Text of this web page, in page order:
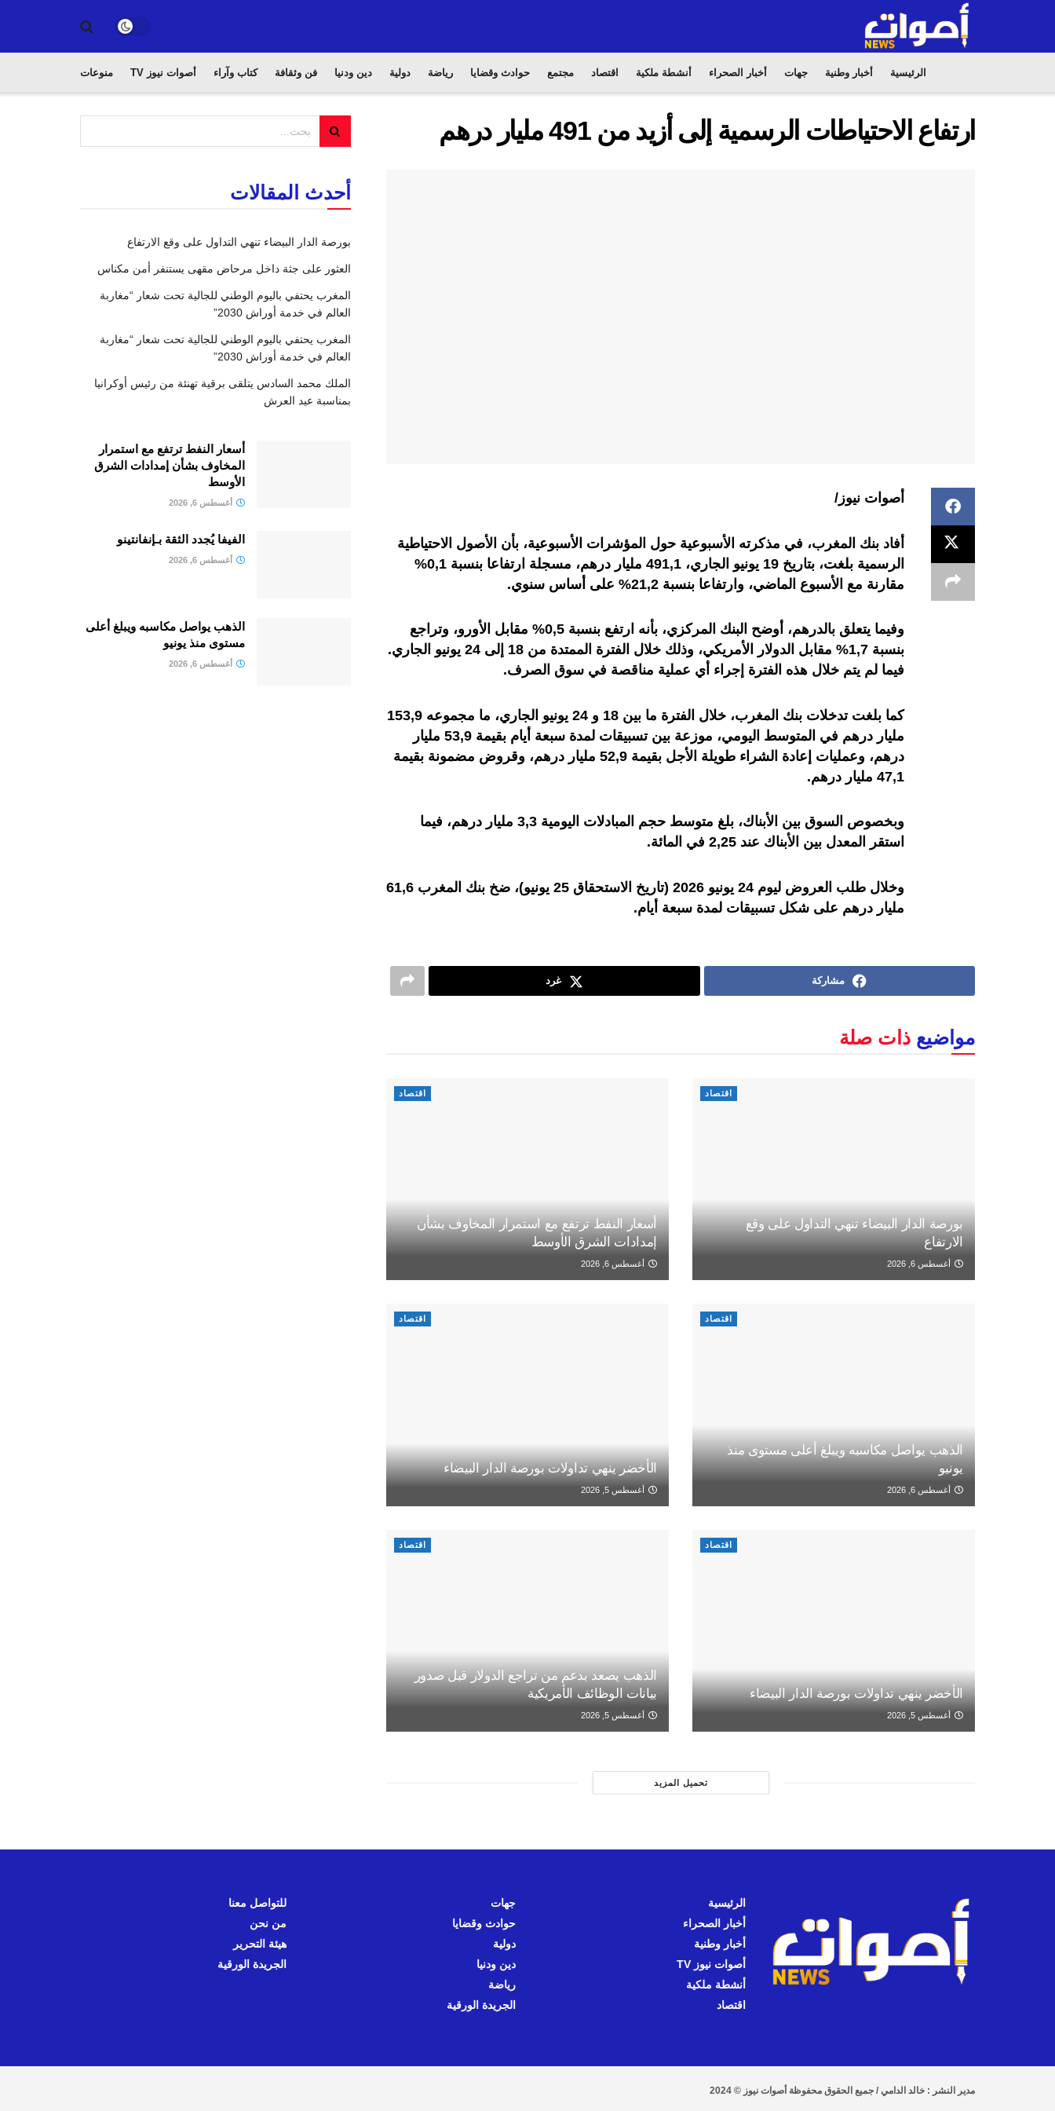
الرئيسية أخبار وطنية جهات أخبار الصحراء أنشطة ملكية اقتصاد مجتمع حوادث وقضايا رياضة دولية دين ودنيا فن وثقافة كتاب وآراء أصوات نيوز TV منوعات
ارتفاع الاحتياطات الرسمية إلى أزيد من 491 مليار درهم
أصوات نيوز/
أفاد بنك المغرب، في مذكرته الأسبوعية حول المؤشرات الأسبوعية، بأن الأصول الاحتياطية
الرسمية بلغت، بتاريخ 19 يونيو الجاري، 491,1 مليار درهم، مسجلة ارتفاعا بنسبة 0,1%
مقارنة مع الأسبوع الماضي، وارتفاعا بنسبة 21,2% على أساس سنوي.
وفيما يتعلق بالدرهم، أوضح البنك المركزي، بأنه ارتفع بنسبة 0,5% مقابل الأورو، وتراجع
بنسبة 1,7% مقابل الدولار الأمريكي، وذلك خلال الفترة الممتدة من 18 إلى 24 يونيو الجاري.
فيما لم يتم خلال هذه الفترة إجراء أي عملية مناقصة في سوق الصرف.
كما بلغت تدخلات بنك المغرب، خلال الفترة ما بين 18 و 24 يونيو الجاري، ما مجموعه 153,9
مليار درهم في المتوسط اليومي، موزعة بين تسبيقات لمدة سبعة أيام بقيمة 53,9 مليار
درهم، وعمليات إعادة الشراء طويلة الأجل بقيمة 52,9 مليار درهم، وقروض مضمونة بقيمة
47,1 مليار درهم.
وبخصوص السوق بين الأبناك، بلغ متوسط حجم المبادلات اليومية 3,3 مليار درهم، فيما
استقر المعدل بين الأبناك عند 2,25 في المائة.
وخلال طلب العروض ليوم 24 يونيو 2026 (تاريخ الاستحقاق 25 يونيو)، ضخ بنك المغرب 61,6
مليار درهم على شكل تسبيقات لمدة سبعة أيام.
مشاركة غرد
مواضيع ذات صلة
اقتصاد
بورصة الدار البيضاء تنهي التداول على وقع
الارتفاع
أغسطس 6, 2026
اقتصاد
أسعار النفط ترتفع مع استمرار المخاوف بشأن
إمدادات الشرق الأوسط
أغسطس 6, 2026
اقتصاد
الذهب يواصل مكاسبه ويبلغ أعلى مستوى منذ
يونيو
أغسطس 6, 2026
اقتصاد
الأخضر ينهي تداولات بورصة الدار البيضاء
أغسطس 5, 2026
اقتصاد
الأخضر ينهي تداولات بورصة الدار البيضاء
أغسطس 5, 2026
اقتصاد
الذهب يصعد بدعم من تراجع الدولار قبل صدور
بيانات الوظائف الأمريكية
أغسطس 5, 2026
تحميل المزيد
أحدث المقالات
بورصة الدار البيضاء تنهي التداول على وقع الارتفاع
العثور على جثة داخل مرحاض مقهى يستنفر أمن مكناس
المغرب يحتفي باليوم الوطني للجالية تحت شعار “مغاربة
العالم في خدمة أوراش 2030”
المغرب يحتفي باليوم الوطني للجالية تحت شعار “مغاربة
العالم في خدمة أوراش 2030”
الملك محمد السادس يتلقى برقية تهنئة من رئيس أوكرانيا
بمناسبة عيد العرش
أسعار النفط ترتفع مع استمرار
المخاوف بشأن إمدادات الشرق
الأوسط
أغسطس 6, 2026
الفيفا يُجدد الثقة بـإنفانتينو
أغسطس 6, 2026
الذهب يواصل مكاسبه ويبلغ أعلى
مستوى منذ يونيو
أغسطس 6, 2026
الرئيسية
أخبار الصحراء
أخبار وطنية
أصوات نيوز TV
أنشطة ملكية
اقتصاد
جهات
حوادث وقضايا
دولية
دين ودنيا
رياضة
الجريدة الورقية
للتواصل معنا
من نحن
هيئة التحرير
الجريدة الورقية
مدير النشر : خالد الدامي / جميع الحقوق محفوظة أصوات نيوز © 2024